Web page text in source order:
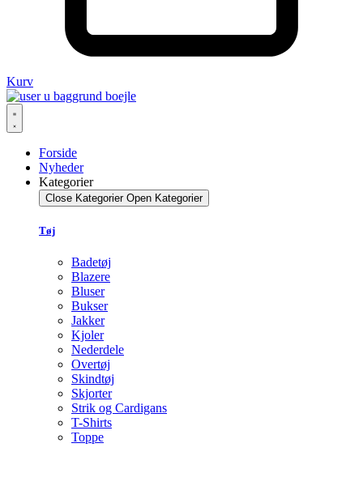
Kurv
Forside
Nyheder
Kategorier
Close Kategorier Open Kategorier
Tøj
Badetøj
Blazere
Bluser
Bukser
Jakker
Kjoler
Nederdele
Overtøj
Skindtøj
Skjorter
Strik og Cardigans
T-Shirts
Toppe